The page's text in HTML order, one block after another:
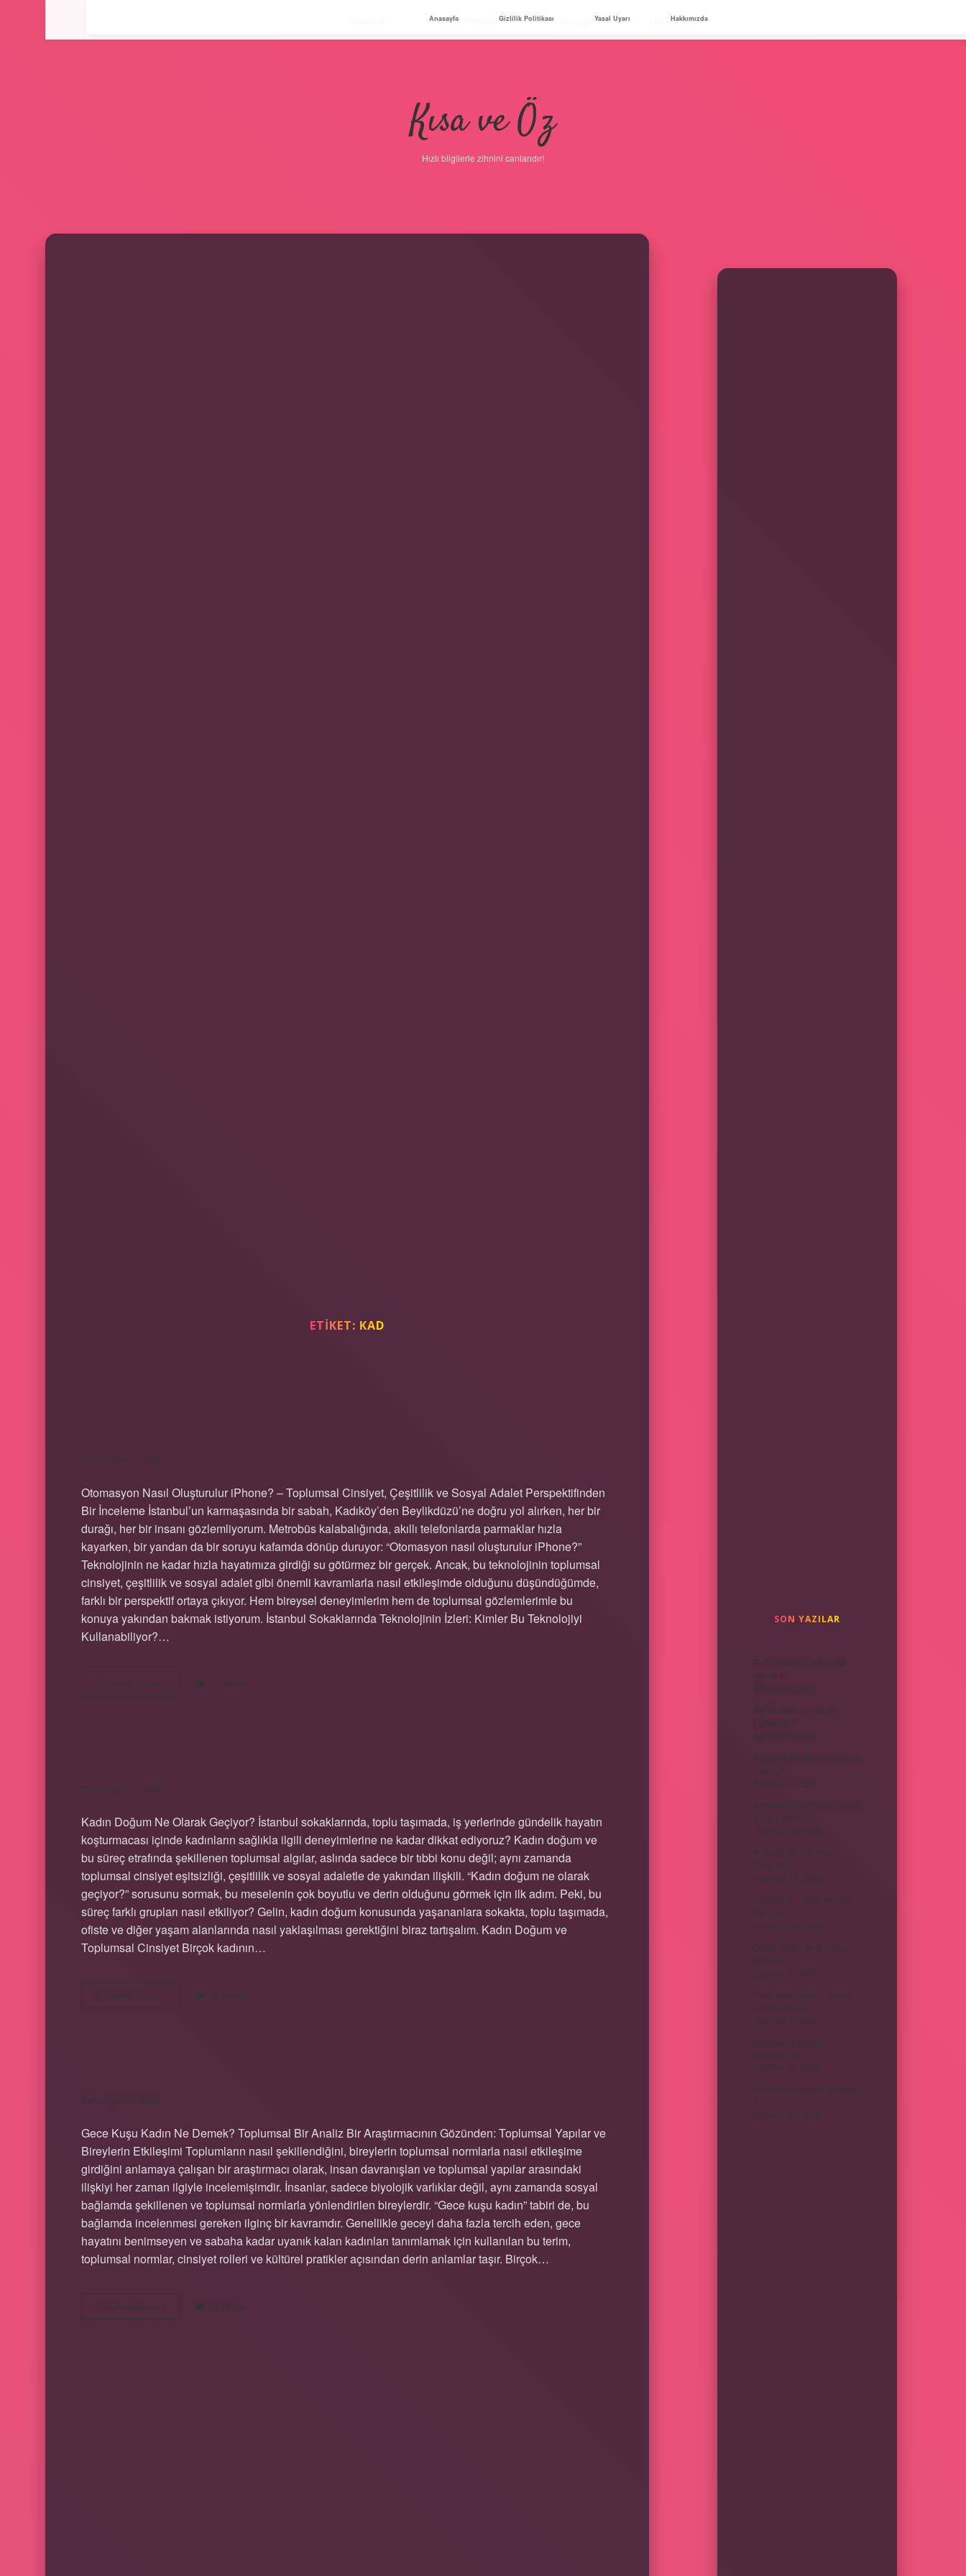
Gizlilik Politikası Yasal Uyarı Hakkımızda
Kısa ve Öz
Hızlı bilgilerle zihnini canlandır!
ETIKET: KAD
Tarih: Aralık 27, 2025
Otomasyon Nasıl Oluşturulur iPhone? – Toplumsal Cinsiyet, Çeşitlilik ve Sosyal Adalet Perspektifinden
Bir İnceleme İstanbul’un karmaşasında bir sabah, Kadıköy’den Beylikdüzü’ne doğru yol alırken, her bir
durağı, her bir insanı gözlemliyorum. Metrobüs kalabalığında, akıllı telefonlarda parmaklar hızla
kayarken, bir yandan da bir soruyu kafamda dönüp duruyor: “Otomasyon nasıl oluşturulur iPhone?”
Teknolojinin ne kadar hızla hayatımıza girdiği su götürmez bir gerçek. Ancak, bu teknolojinin toplumsal
cinsiyet, çeşitlilik ve sosyal adalet gibi önemli kavramlarla nasıl etkileşimde olduğunu düşündüğümde,
farklı bir perspektif ortaya çıkıyor. Hem bireysel deneyimlerim hem de toplumsal gözlemlerimle bu
konuya yakından bakmak istiyorum. İstanbul Sokaklarında Teknolojinin İzleri: Kimler Bu Teknolojiyi
Kullanabiliyor?…
Devamını okuyun Otomasyon
nasıl
14 Yorum
Tarih: Aralık 27, 2025
Kadın Doğum Ne Olarak Geçiyor? İstanbul sokaklarında, toplu taşımada, iş yerlerinde gündelik hayatın
koşturmacası içinde kadınların sağlıkla ilgili deneyimlerine ne kadar dikkat ediyoruz? Kadın doğum ve
bu süreç etrafında şekillenen toplumsal algılar, aslında sadece bir tıbbi konu değil; aynı zamanda
toplumsal cinsiyet eşitsizliği, çeşitlilik ve sosyal adaletle de yakından ilişkili. “Kadın doğum ne olarak
geçiyor?” sorusunu sormak, bu meselenin çok boyutlu ve derin olduğunu görmek için ilk adım. Peki, bu
süreç farklı grupları nasıl etkiliyor? Gelin, kadın doğum konusunda yaşananlara sokakta, toplu taşımada,
ofiste ve diğer yaşam alanlarında nasıl yaklaşılması gerektiğini biraz tartışalım. Kadın Doğum ve
Toplumsal Cinsiyet Birçok kadının…
Devamını okuyun
doğum
14 Yorum
Tarih: Eylül 29, 2025
Gece Kuşu Kadın Ne Demek? Toplumsal Bir Analiz Bir Araştırmacının Gözünden: Toplumsal Yapılar ve
Bireylerin Etkileşimi Toplumların nasıl şekillendiğini, bireylerin toplumsal normlarla nasıl etkileşime
girdiğini anlamaya çalışan bir araştırmacı olarak, insan davranışları ve toplumsal yapılar arasındaki
ilişkiyi her zaman ilgiyle incelemişimdir. İnsanlar, sadece biyolojik varlıklar değil, aynı zamanda sosyal
bağlamda şekillenen ve toplumsal normlarla yönlendirilen bireylerdir. “Gece kuşu kadın” tabiri de, bu
bağlamda incelenmesi gereken ilginç bir kavramdır. Genellikle geceyi daha fazla tercih eden, gece
hayatını benimseyen ve sabaha kadar uyanık kalan kadınları tanımlamak için kullanılan bu terim,
toplumsal normlar, cinsiyet rolleri ve kültürel pratikler açısından derin anlamlar taşır. Birçok…
Devamını okuyun
kuşu
10 Yorum
SON YAZILAR
Evde besamel sos nasıl
yapılır ?
Ağustos 6, 2026
Ayrılık acısı ne zaman
hafifletilir ?
Ağustos 5, 2026
Arabaya kaç kere pasta cila
yapılır ?
Ağustos 4, 2026
Altın kahve saç rengi hangi
tenlere yakışır ?
Temmuz 30, 2026
Rüyada ayı saldırması
Diyanet ?
Temmuz 27, 2026
Ergenlikte 1 yılda kaç cm
boy uzar ?
Temmuz 25, 2026
Göbek bağı hangi ağaca
gömülür ?
Temmuz 4, 2026
Elma satın alırken nelere
dikkat etmeliyiz ?
Temmuz 1, 2026
Amasra bir günde
gezilebilir mi ?
Haziran 30, 2026
Doneptin faydaları nelerdir
?
Haziran 20, 2026
Anasayfa Gizlilik Politikası Yasal Uyarı Hakkımızda